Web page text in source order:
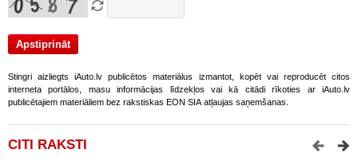
Stingri aizliegts iAuto.lv publicētos materiālus izmantot, kopēt vai reproducēt citos
interneta portālos, masu informācijas līdzekļos vai kā citādi rīkoties ar iAuto.lv
publicētajiem materiāliem bez rakstiskas EON SIA atļaujas saņemšanas.
CITI RAKSTI